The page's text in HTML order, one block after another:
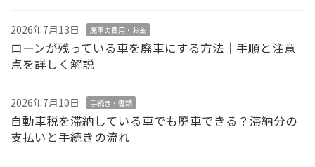
2026年7月13日 廃車の費用・お金
ローンが残っている車を廃車にする方法｜手順と注意
点を詳しく解説
2026年7月10日 手続き・書類
自動車税を滞納している車でも廃車できる？滞納分の
支払いと手続きの流れ